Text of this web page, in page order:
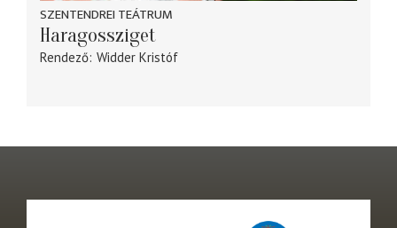
SZENTENDREI TEÁTRUM
Haragossziget
Rendező Widder Kristóf